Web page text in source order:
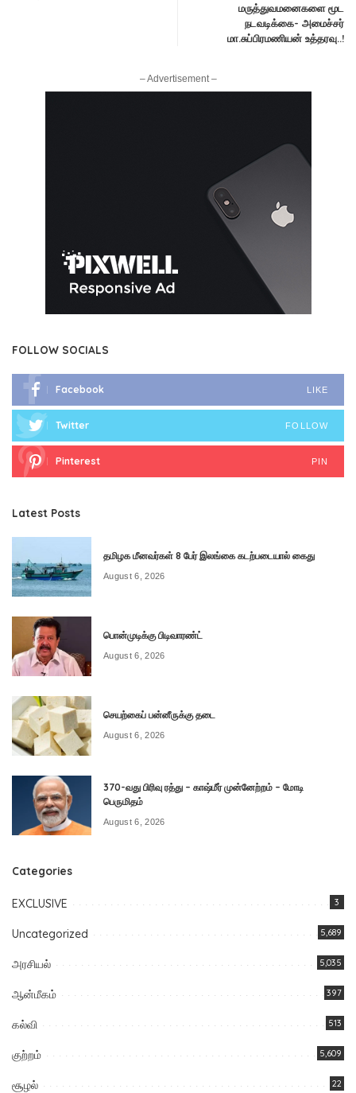
மருத்துவமனைகளை மூட
நடவடிக்கை- அமைச்சர்
மா.சுப்பிரமணியன் உத்தரவு..!
– Advertisement –
FOLLOW SOCIALS
Facebook LIKE
Twitter FOLLOW
Pinterest PIN
Latest Posts
தமிழக மீனவர்கள் 8 பேர் இலங்கை கடற்படையால் கைது
August 6, 2026
பொன்முடிக்கு பிடிவாரண்ட்
August 6, 2026
செயற்கைப் பன்னீருக்கு தடை
August 6, 2026
370-வது பிரிவு ரத்து – காஷ்மீர் முன்னேற்றம் – மோடி
பெருமிதம்
August 6, 2026
Categories
EXCLUSIVE 3
Uncategorized 5,689
அரசியல் 5,035
ஆன்மீகம் 397
கல்வி 513
குற்றம் 5,609
சூழல் 22